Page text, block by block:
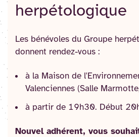
herpétologique
Les bénévoles du Groupe
donnent rendez-vous :
à la Maison de
Valenciennes (Salle
à partir de 19h30. Début
Nouvel adhérent, vous